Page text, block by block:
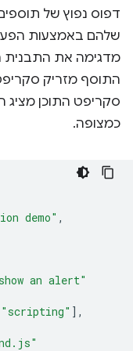
דפוס נפוץ של
שלהם באמצעות
מדגימה את התבנית
התוסף מזריק
סקריפט התוכן מציג
כמצופה.
demo" ,
an alert"
"scripting" ],